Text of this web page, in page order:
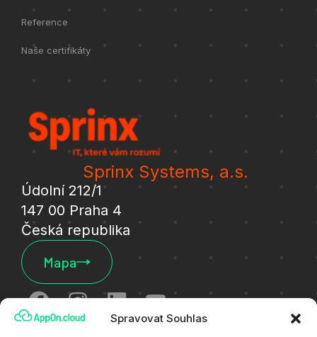
Spravovat Souhlas
Reference
Naše certifikáty
Sprinx Systems, a.s.
Údolní 212/1
147 00 Praha 4
Česká republika
Mapa